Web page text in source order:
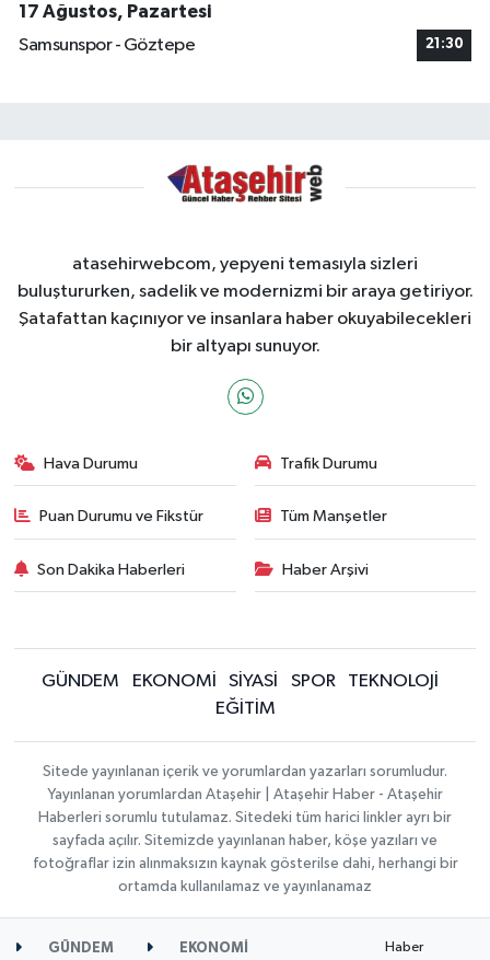
17 Ağustos, Pazartesi
Samsunspor - Göztepe
21:30
atasehirwebcom, yepyeni temasıyla sizleri
buluştururken, sadelik ve modernizmi bir araya getiriyor.
Şatafattan kaçınıyor ve insanlara haber okuyabilecekleri
bir altyapı sunuyor.
Hava Durumu Trafik Durumu
Puan Durumu ve Fikstür Tüm Manşetler
Son Dakika Haberleri Haber Arşivi
GÜNDEM EKONOMİ SİYASİ SPOR
TEKNOLOJİ
EĞİTİM
Sitede yayınlanan içerik ve yorumlardan yazarları sorumludur.
Yayınlanan yorumlardan Ataşehir | Ataşehir Haber - Ataşehir
Haberleri sorumlu tutulamaz. Sitedeki tüm harici linkler ayrı bir
sayfada açılır. Sitemizde yayınlanan haber, köşe yazıları ve
fotoğraflar izin alınmaksızın kaynak gösterilse dahi, herhangi bir
ortamda kullanılamaz ve yayınlanamaz
GÜNDEM EKONOMİ Haber